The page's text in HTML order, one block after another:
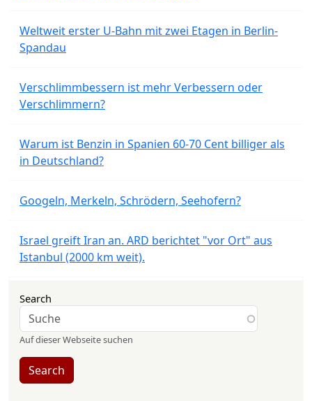
Weltweit erster U-Bahn mit zwei Etagen in Berlin-
Spandau
Verschlimmbessern ist mehr Verbessern oder
Verschlimmern?
Warum ist Benzin in Spanien 60-70 Cent billiger als
in Deutschland?
Googeln, Merkeln, Schrödern, Seehofern?
Israel greift Iran an. ARD berichtet "vor Ort" aus
Istanbul (2000 km weit).
Search
Auf dieser Webseite suchen
Search